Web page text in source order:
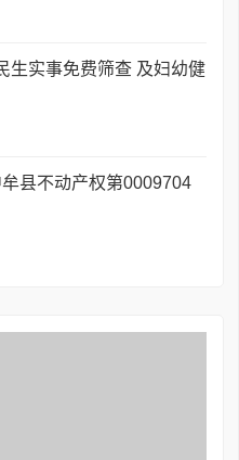
生实事免费筛查 及妇幼健
县不动产权第0009704